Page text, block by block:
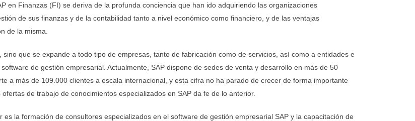
en Finanzas (FI) se deriva de la profunda conciencia que han ido adquiriendo las organizaciones
de sus finanzas y de la contabilidad tanto a nivel económico como financiero, y de las ventajas
de la misma.
que se expande a todo tipo de empresas, tanto de fabricación como de servicios, así como a entidades e
de gestión empresarial. Actualmente, SAP dispone de sedes de venta y desarrollo en más de 50
a más de 109.000 clientes a escala internacional, y esta cifra no ha parado de crecer de forma importante
de trabajo de conocimientos especializados en SAP da fe de lo anterior.
la formación de consultores especializados en el software de gestión empresarial SAP y la capacitación de